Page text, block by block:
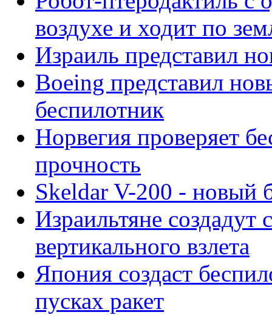
воздухе и ходит по
Израиль представил
Boeing представил
беспилотник
Норвегия проверяет
прочность
Skeldar V-200 - новый
Израильтяне создадут
вертикального взлета
Япония создаст
пусках ракет